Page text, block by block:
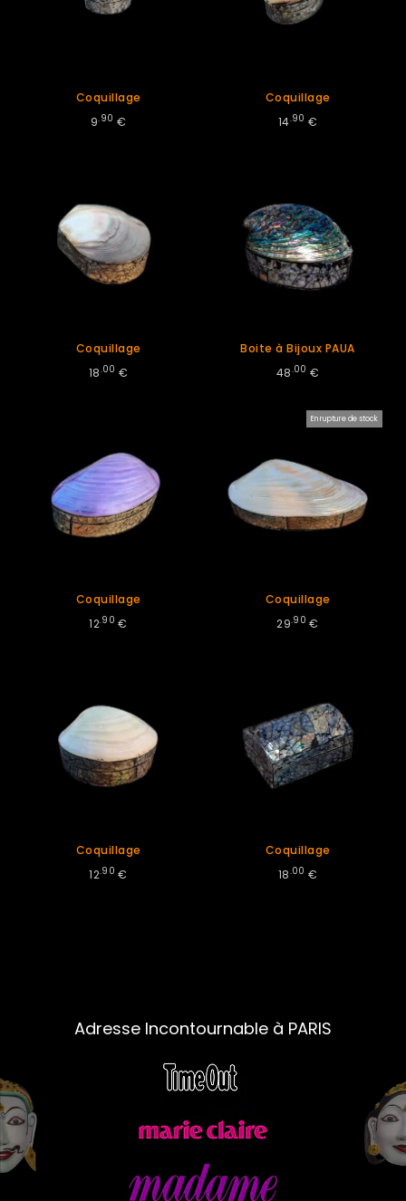
Coquillage
9.90 €
Coquillage
14.90 €
Coquillage
18.00 €
Boite à Bijoux PAUA
48.00 €
Coquillage
12.90 €
En rupture de stock
Coquillage
29.90 €
Coquillage
12.90 €
Coquillage
18.00 €
Adresse Incontournable à PARIS